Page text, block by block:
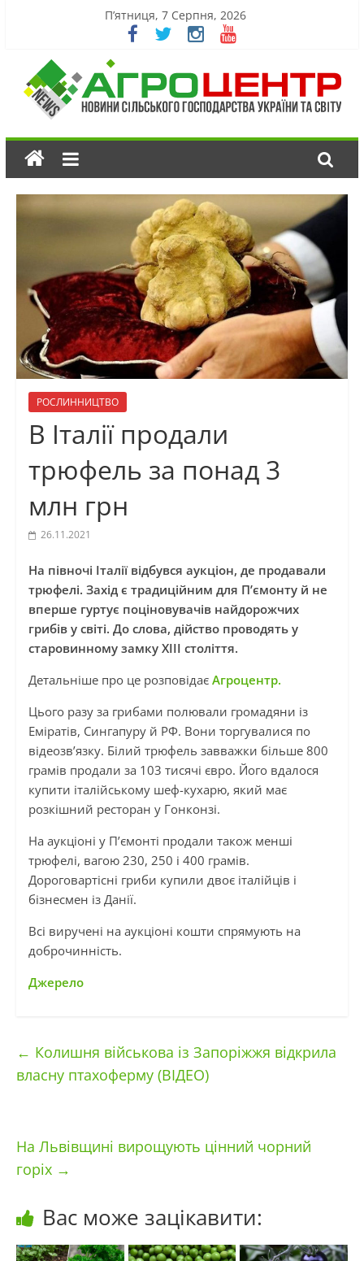
П’ятниця, 7 Серпня, 2026
РОСЛИННИЦТВО
В Італії продали
трюфель за понад 3
млн грн
26.11.2021
На півночі Італії відбувся аукціон, де продавали
трюфелі. Захід є традиційним для П’ємонту й не
вперше гуртує поціновувачів найдорожчих
грибів у світі. До слова, дійство проводять у
старовинному замку ХІІІ століття.
Детальніше про це розповідає Агроцентр.
Цього разу за грибами полювали громадяни із
Еміратів, Сингапуру й РФ. Вони торгувалися по
відеозв’язку. Білий трюфель завважки більше 800
грамів продали за 103 тисячі євро. Його вдалося
купити італійському шеф-кухарю, який має
розкішний ресторан у Гонконзі.
На аукціоні у П’ємонті продали також менші
трюфелі, вагою 230, 250 і 400 грамів.
Дороговартісні гриби купили двоє італійців і
бізнесмен із Данії.
Всі виручені на аукціоні кошти спрямують на
доброчинність.
Джерело
← Колишня військова із Запоріжжя відкрила
власну птахоферму (ВІДЕО)
На Львівщині вирощують цінний чорний
горіх →
Вас може зацікавити: